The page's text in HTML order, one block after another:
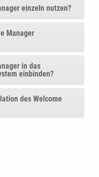
einzeln nutzen?
Manager
in das
einbinden?
des Welcome